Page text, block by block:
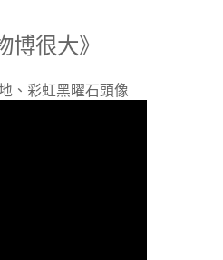
博很大》
、彩虹黑曜石頭像